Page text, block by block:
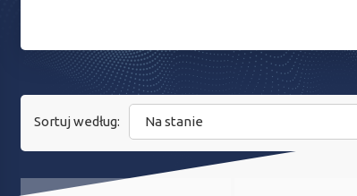
Sortuj według: Na stanie